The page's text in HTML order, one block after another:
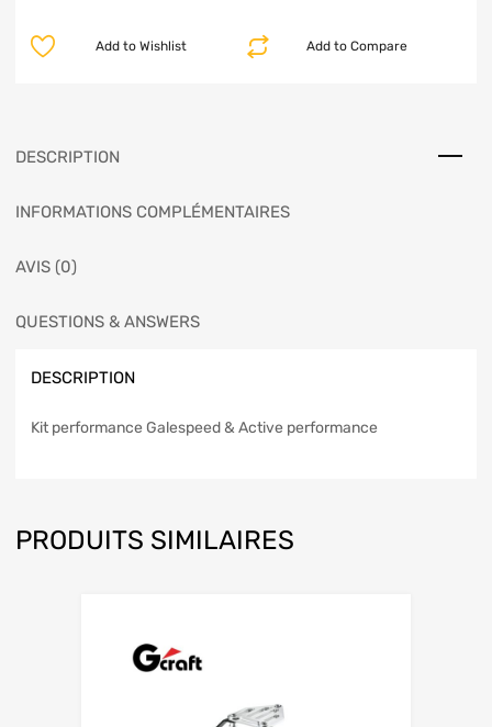
Add to Compare
Add to Wishlist
DESCRIPTION
INFORMATIONS COMPLÉMENTAIRES
AVIS (0)
QUESTIONS & ANSWERS
DESCRIPTION
Kit performance Galespeed & Active performance
PRODUITS SIMILAIRES